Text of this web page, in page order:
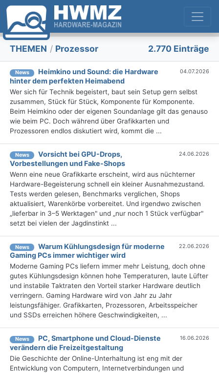
THEMEN / Prozessor 2.770 Einträge
News
Heimkino und Sound: die Hardware
hinter dem perfekten Heimabend
04.07.2026
Wer sich für Technik begeistert, baut sein Setup gern selbst
zusammen, Stück für Stück, Komponente für Komponente.
Beim Heimkino oder der eigenen Soundanlage gilt das genauso
wie beim PC. Doch während über Grafikkarten und
Prozessoren endlos diskutiert wird, kommt die ...
News
Vorsicht bei GPU-Drops,
Vorbestellungen und Fake-Shops
24.06.2026
Wenn eine neue Grafikkarte erscheint, wird aus nüchterner
Hardware-Begeisterung schnell ein kleiner Ausnahmezustand.
Tests werden gelesen, Benchmarks verglichen, Shops
aktualisiert, Warenkörbe vorbereitet. Und irgendwo zwischen
„lieferbar in 3–5 Werktagen" und „nur noch 1 Stück verfügbar"
setzt bei vielen der Jagdinstinkt ...
News
Warum Kühlungsdesign für moderne
Gaming PCs immer wichtiger wird
22.06.2026
Moderne Gaming PCs liefern immer mehr Leistung, doch ohne
gutes Kühlungsdesign können hohe Temperaturen, laute Lüfter
und instabile Taktraten den Vorteil starker Hardware deutlich
verringern. Gaming Hardware wird von Jahr zu Jahr
leistungsfähiger. Grafikkarten, Prozessoren, Arbeitsspeicher
und SSDs erreichen höhere Geschwindigkeiten, ...
News
PC, Smartphone und Cloud-Dienste
verändern die Freizeitgestaltung
16.06.2026
Die Geschichte der Online-Unterhaltung ist eng mit der
Entwicklung von Computern, Internetverbindungen und